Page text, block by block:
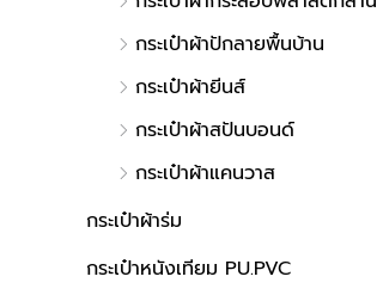
กระเป๋าผ้าปักลายพื้นบ้าน
กระเป๋าผ้ายีนส์
กระเป๋าผ้าสปันบอนด์
กระเป๋าผ้าแคนวาส
กระเป๋าผ้าร่ม
กระเป๋าหนังเทียม PU.PVC